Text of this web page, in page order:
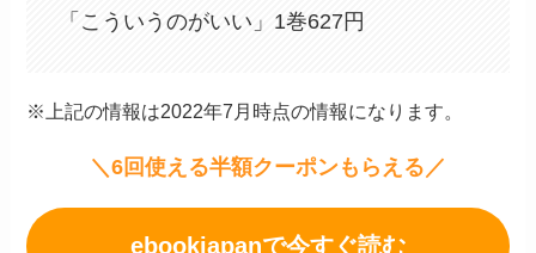
「こういうのがいい」1巻627円
※上記の情報は2022年7月時点の情報になります。
＼6回使える半額クーポンもらえる／
ebookjapanで今すぐ読む